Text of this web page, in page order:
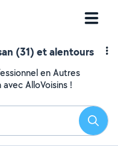
(31) et alentours
en Autres
AlloVoisins !